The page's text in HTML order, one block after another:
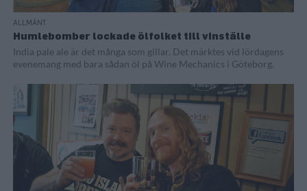
ALLMÄNT
Humlebomber lockade ölfolket till vinställe
India pale ale är det många som gillar. Det märktes vid lördagens
evenemang med bara sådan öl på Wine Mechanics i Göteborg.